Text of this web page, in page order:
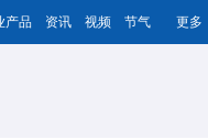
产品 资讯 视频 节气 更多